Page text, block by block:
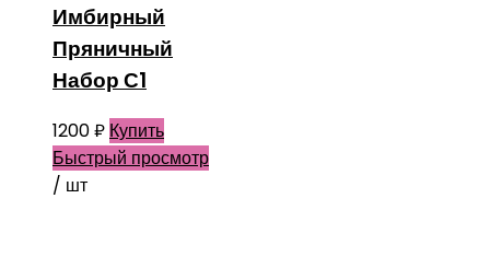
Имбирный
Пряничный
Набор С1
1200₽ Купить
Быстрый просмотр
/ шт